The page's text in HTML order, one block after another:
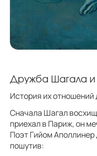
Дружба Шагала и
История их отношений
Сначала Шагал
приехал в Париж, он
Поэт Гийом Аполлинер
пошутив: